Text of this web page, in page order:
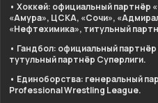
• Хоккей: официальный партнёр
«Амура», ЦСКА, «Сочи»,
«Нефтехимика», титульный
• Гандбол: официальный
тутульный партнёр Суперлиги.
• Единоборства: генеральный
Professional Wrestling League.